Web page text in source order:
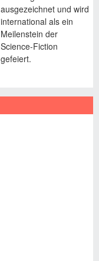
ausgezeichnet und wird
international als ein
Meilenstein der
Science-Fiction
gefeiert.